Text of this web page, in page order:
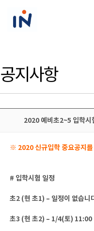
공지사항
2020 예비초2~5 입학
※ 2020 신규입학 중요공지를
# 입학시험 일정
초2 (현 초1) – 일정이 없습니
초3 (현 초2) – 1/4(토) 11:00